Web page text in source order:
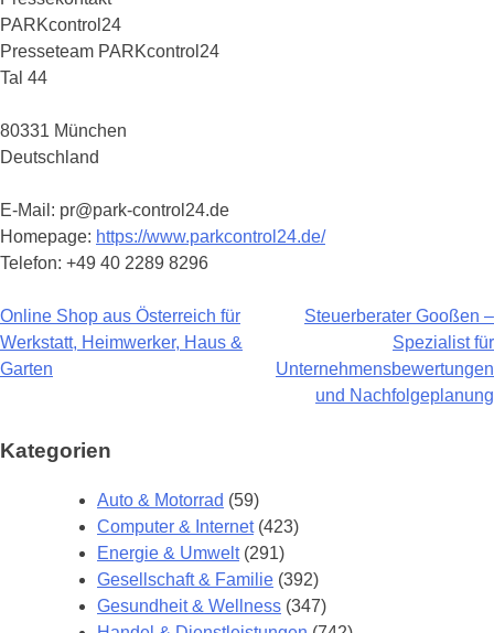
PARKcontrol24
Presseteam PARKcontrol24
Tal 44
80331 München
Deutschland
E-Mail: pr@park-control24.de
Homepage: https://www.parkcontrol24.de/
Telefon: +49 40 2289 8296
Beitragsnavigation
Online Shop aus Österreich für
Werkstatt, Heimwerker, Haus &
Garten
Steuerberater Gooßen –
Spezialist für
Unternehmensbewertungen
und Nachfolgeplanung
Kategorien
Auto & Motorrad (59)
Computer & Internet(423)
Energie & Umwelt(291)
Gesellschaft & Familie (392)
Gesundheit & Wellness (347)